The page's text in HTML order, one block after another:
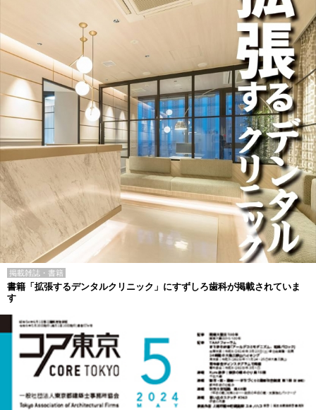
掲載雑誌・書籍
書籍「拡張するデンタルクリニック」にすずしろ歯科が掲載されていま
す